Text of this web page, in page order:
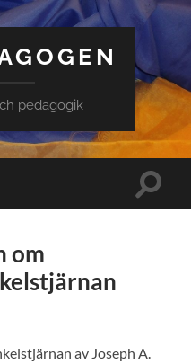
pedagogik
Slå
om
av Joseph A.